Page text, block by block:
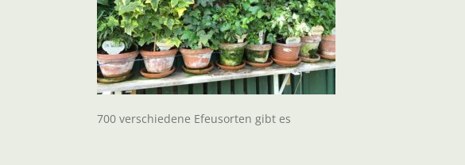
700 verschiedene Efeusorten gibt es